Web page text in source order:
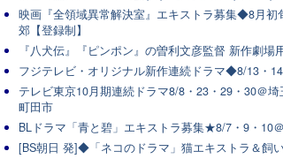
映画『全領域異常解決室』エキストラ募集◆8月初
郊【登録制】
『八犬伝』『ピンポン』の曽利文彦監督 新作劇
フジテレビ・オリジナル新作連続ドラマ◆8/13・
テレビ東京10月期連続ドラマ8/8・23・29・30＠
町田市
BLドラマ「青と碧」エキストラ募集★8/7・9・10
[BS朝日 発]◆「ネコのドラマ」猫エキストラ＆飼